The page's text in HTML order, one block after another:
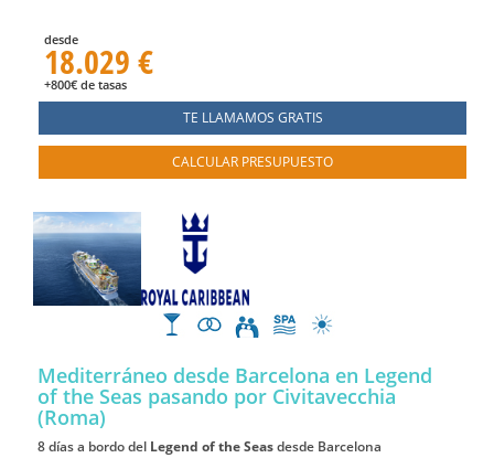
desde
18.029 €
+800€ de tasas
TE LLAMAMOS GRATIS
CALCULAR PRESUPUESTO
Mediterráneo desde Barcelona en Legend
of the Seas pasando por Civitavecchia
(Roma)
8 días a bordo del Legend of the Seasdesde Barcelona